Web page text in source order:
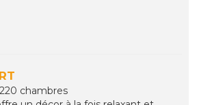
chambres